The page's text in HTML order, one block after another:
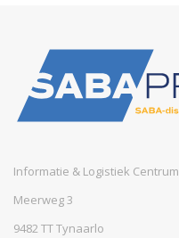
Informatie & Logistiek Centrum
Meerweg 3
9482 TT Tynaarlo